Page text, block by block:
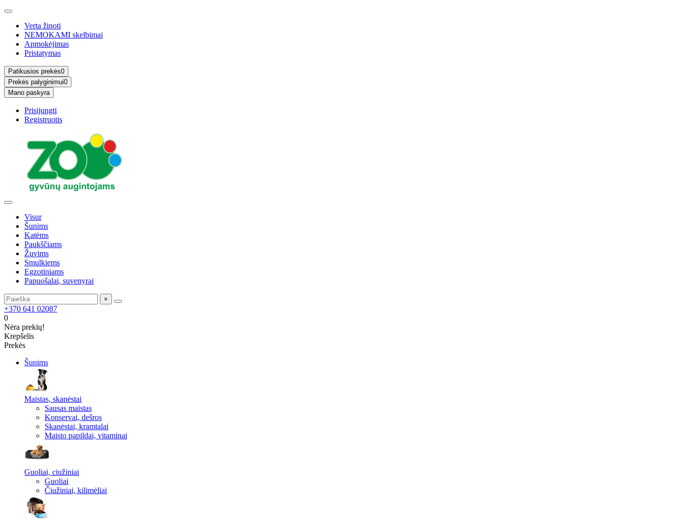
Verta žinoti
NEMOKAMI skelbimai
Apmokėjimas
Pristatymas
Patikusios prekės0
Prekės palyginimui0
Mano paskyra
Prisijungti
Registruotis
Visur
Šunims
Katėms
Paukščiams
Žuvims
Smulkiems
Egzotiniams
Papuošalai, suvenyrai
×
+370 641 02087
0
Nėra prekių!
Krepšelis
Prekės
Šunims
Maistas, skanėstai
Sausas maistas
Konservai, dešros
Skanėstai, kramtalai
Maisto papildai, vitaminai
Guoliai, ciužiniai
Guoliai
Čiužiniai, kilimėliai